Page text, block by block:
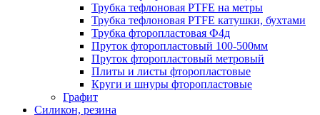
Трубка тефлоновая PTFE на метры
Трубка тефлоновая PTFE катушки, бухтами
Трубка фторопластовая Ф4д
Пруток фторопластовый 100-500мм
Пруток фторопластовый метровый
Плиты и листы фторопластовые
Круги и шнуры фторопластовые
Графит
Силикон, резина